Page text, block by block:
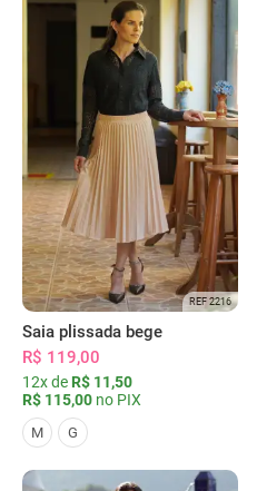
REF 2216
Saia plissada bege
R$ 119,00
12x de R$ 11,50
R$ 115,00 no PIX
M G